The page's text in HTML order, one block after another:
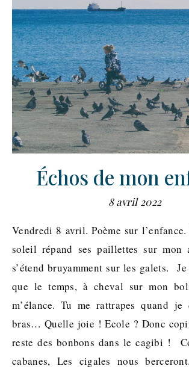
Échos de mon
8 avril 2022
Vendredi 8 avril. Poème sur l’enfance. Issa Nissa ! Le
soleil répand ses paillettes sur mon
s’étend bruyamment sur les galets.
que le temps, à cheval sur mon
m’élance. Tu me rattrapes quand je
bras… Quelle joie ! Ecole ? Donc
reste des bonbons dans le cagibi !
cabanes, Les cigales nous